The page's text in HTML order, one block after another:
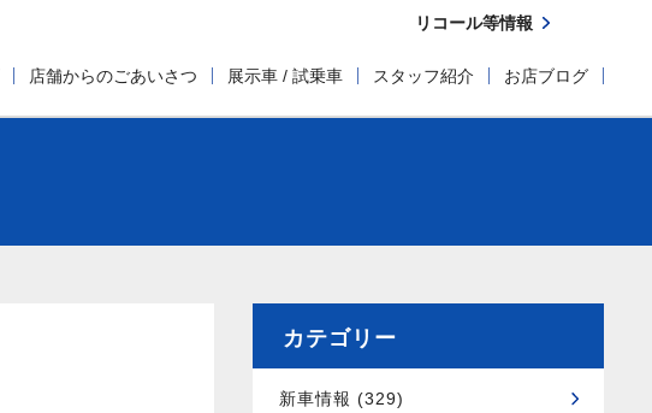
店舗からのごあいさつ 展示車 / 試乗車 スタッフ紹介 お店ブログ
リコール等情報
カテゴリー
新車情報 (329)